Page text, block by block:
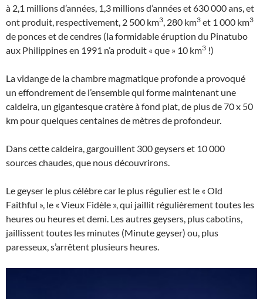
à 2,1 millions d’années, 1,3 millions d’années et 630 000 ans, et
ont produit, respectivement, 2 500 km3, 280 km3 et 1 000 km3
de ponces et de cendres (la formidable éruption du Pinatubo
aux Philippines en 1991 n’a produit « que » 10 km3 !)
La vidange de la chambre magmatique profonde a provoqué
un effondrement de l’ensemble qui forme maintenant une
caldeira, un gigantesque cratère à fond plat, de plus de 70 x 50
km pour quelques centaines de mètres de profondeur.
Dans cette caldeira, gargouillent 300 geysers et 10 000
sources chaudes, que nous découvrirons.
Le geyser le plus célèbre car le plus régulier est le « Old
Faithful », le « Vieux Fidèle », qui jaillit régulièrement toutes les
heures ou heures et demi. Les autres geysers, plus cabotins,
jaillissent toutes les minutes (Minute geyser) ou, plus
paresseux, s’arrêtent plusieurs heures.